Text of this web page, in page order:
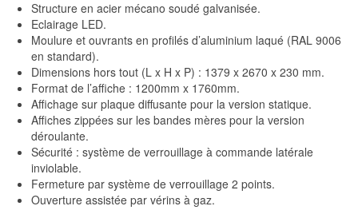
Structure en acier mécano soudé galvanisée.
Eclairage LED.
Moulure et ouvrants en profilés d’aluminium laqué (RAL 9006
en standard).
Dimensions hors tout (L x H x P) : 1379 x 2670 x 230 mm.
Format de l’affiche : 1200mm x 1760mm.
Affichage sur plaque diffusante pour la version statique.
Affiches zippées sur les bandes mères pour la version
déroulante.
Sécurité : système de verrouillage à commande latérale
inviolable.
Fermeture par système de verrouillage 2 points.
Ouverture assistée par vérins à gaz.